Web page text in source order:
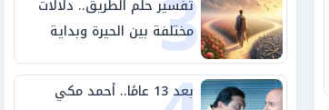
تفسير حلم الطريق.. دلالات
مختلفة بين الحيرة وبداية
مرحلة جديدة
بعد 13 عامًا.. أحمد مكي